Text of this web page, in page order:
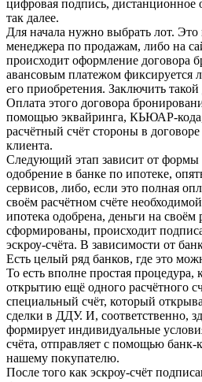
цифровая подпись, дистанционное
так далее.
Для начала нужно выбрать лот.
менеджера по продажам, либо на
происходит оформление договора
авансовым платежом фиксируется
его приобретения. Заключить
Оплата этого договора
помощью эквайринга, КЬЮАР-
расчётный счёт стороны в
клиента.
Следующий этап зависит от формы
одобрение в банке по ипотеке,
сервисов, либо, если это полная
своём расчётном счёте
ипотека одобрена, деньги на своём
сформированы, происходит
эскроу-счёта. В зависимости от
Есть целый ряд банков, где это
То есть вполне простая процедура,
открытию ещё одного расчётного
специальный счёт, который
сделки в ДДУ. И, соответственно,
формирует индивидуальные
счёта, отправляет с помощью банк-
нашему покупателю.
После того как эскроу-счёт